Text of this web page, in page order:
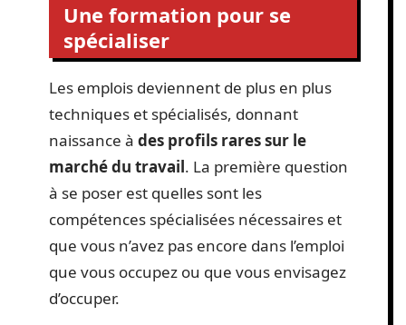
Une formation pour se
spécialiser
Les emplois deviennent de plus en plus
techniques et spécialisés, donnant
naissance à des profils rares sur le
marché du travail. La première question
à se poser est quelles sont les
compétences spécialisées nécessaires et
que vous n’avez pas encore dans l’emploi
que vous occupez ou que vous envisagez
d’occuper.